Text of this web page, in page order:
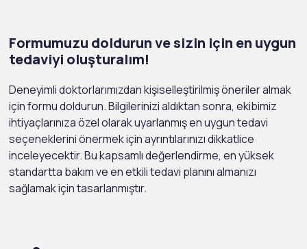
Formumuzu doldurun ve sizin için en uygun
tedaviyi oluşturalım!
Deneyimli doktorlarımızdan kişiselleştirilmiş öneriler almak
için formu doldurun. Bilgilerinizi aldıktan sonra, ekibimiz
ihtiyaçlarınıza özel olarak uyarlanmış en uygun tedavi
seçeneklerini önermek için ayrıntılarınızı dikkatlice
inceleyecektir. Bu kapsamlı değerlendirme, en yüksek
standartta bakım ve en etkili tedavi planını almanızı
sağlamak için tasarlanmıştır.